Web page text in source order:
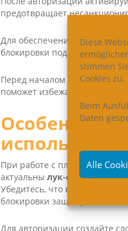
Diese
stimmen
Cookies zu.
Beim
Daten
Alle
предотвращает
Для обеспечения
блокировки подключения и
Перед началом работы
поможет избежать ошибок и
Особенности
При работе с платформой
актуальны лук-ссылки,
Убедитесь, что ваш браузер
блокировки защищенного
Для авторизации создайте